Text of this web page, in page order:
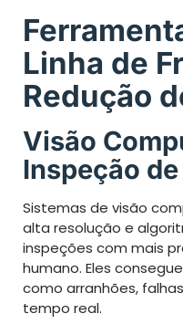
Linha de
Redução
Visão
Inspeção
Sistemas de visão
alta resolução e
inspeções com mais
humano. Eles
como arranhões,
tempo real.